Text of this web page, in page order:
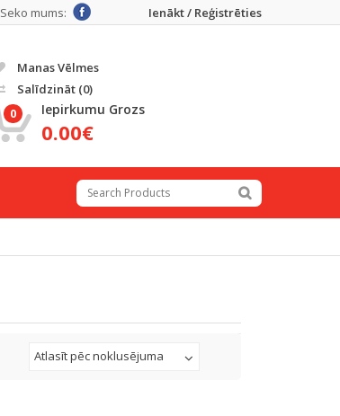
Ienākt / Reģistrēties
Seko mums:
Manas Vēlmes
Salīdzināt (0)
0 Iepirkumu Grozs
0.00€
Atlasīt pēc noklusējuma